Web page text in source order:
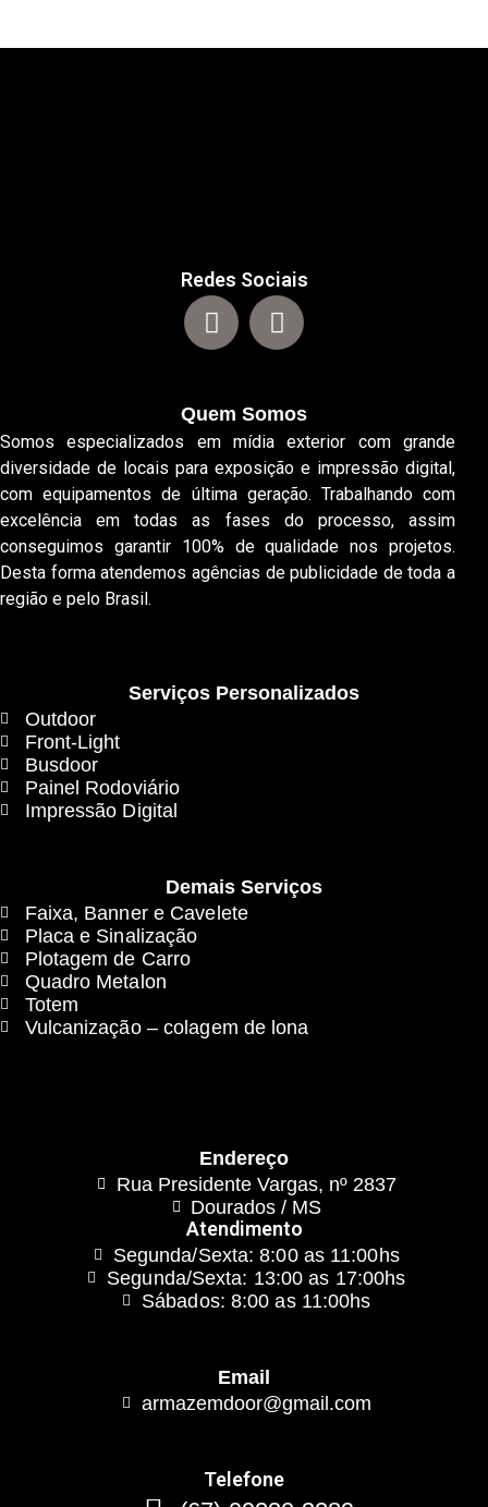
Redes Sociais
Quem Somos
Somos especializados em mídia exterior com grande
diversidade de locais para exposição e impressão digital,
com equipamentos de última geração. Trabalhando com
excelência em todas as fases do processo, assim
conseguimos garantir 100% de qualidade nos projetos.
Desta forma atendemos agências de publicidade de toda a
região e pelo Brasil.
Serviços Personalizados
Outdoor
Front-Light
Busdoor
Painel Rodoviário
Impressão Digital
Demais Serviços
Faixa, Banner e Cavelete
Placa e Sinalização
Plotagem de Carro
Quadro Metalon
Totem
Vulcanização – colagem de lona
Endereço
Rua Presidente Vargas, nº 2837
Dourados / MS
Atendimento
Segunda/Sexta: 8:00 as 11:00hs
Segunda/Sexta: 13:00 as 17:00hs
Sábados: 8:00 as 11:00hs
Email
armazemdoor@gmail.com
Telefone